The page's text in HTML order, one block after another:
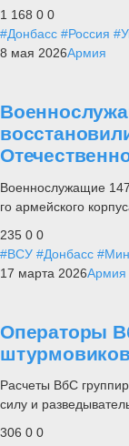
1 168 0 0
#Донбасс #Россия
8 мая 2026Армия
Военнослужащие
го армейского
235 0 0
#ВСУ #Донбасс
17 марта 2026Армия
Операторы
Расчеты ВбС
силу и
306 0 0